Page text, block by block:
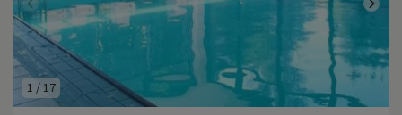
1 / 17